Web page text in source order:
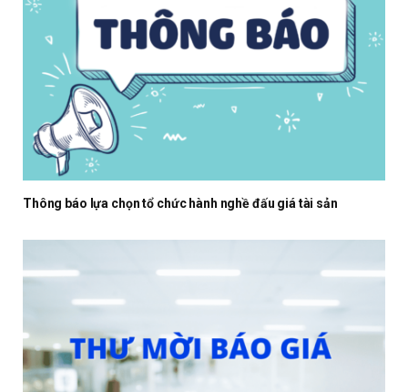
Thông báo lựa chọn tổ chức hành nghề đấu giá tài sản